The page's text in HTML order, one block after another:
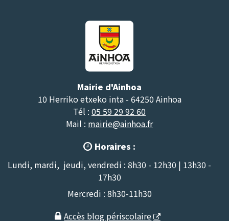
Mairie d'Ainhoa
10 Herriko etxeko inta - 64250 Ainhoa
Tél : 05 59 29 92 60
Mail : mairie@ainhoa.fr
 Horaires :
Lundi, mardi, jeudi, vendredi : 8h30 - 12h30 | 13h30 -
17h30
Mercredi : 8h30-11h30
 Accès blog périscolaire